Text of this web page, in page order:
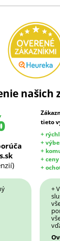
našich
tieto
+
+
+
+ ceny
+
+